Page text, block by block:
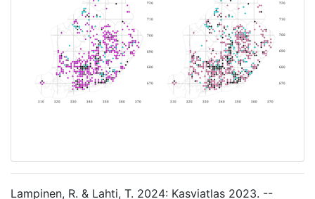
Lampinen, R. & Lahti, T. 2024: Kasviatlas 2023. --